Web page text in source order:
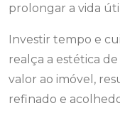
prolongar a vida
Investir tempo e
realça a estética
valor ao imóvel,
refinado e